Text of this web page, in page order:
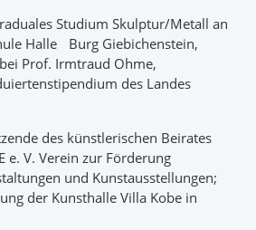
Studium Skulptur/Metall an
Halle Burg Giebichenstein,
Prof. Irmtraud Ohme,
des Landes
des künstlerischen Beirates
e. V. Verein zur Förderung
und Kunstausstellungen;
der Kunsthalle Villa Kobe in